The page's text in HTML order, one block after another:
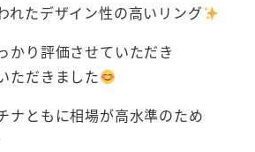
れたデザイン性の高いリング
かり評価させていただき
ただきました
ナともに相場が高水準のため